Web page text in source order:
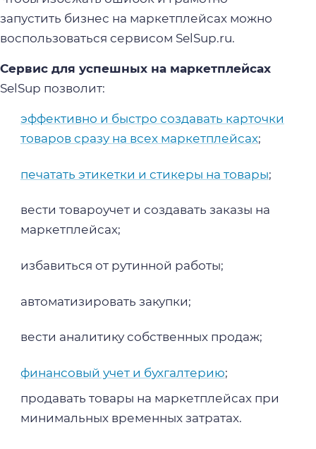
запустить бизнес на маркетплейсах можно
воспользоваться сервисом SelSup.ru.
Сервис для успешных на маркетплейсах
SelSup позволит:
эффективно и быстро создавать карточки
товаров сразу на всех маркетплейсах;
печатать этикетки и стикеры на товары;
вести товароучет и создавать заказы на
маркетплейсах;
избавиться от рутинной работы;
автоматизировать закупки;
вести аналитику собственных продаж;
финансовый учет и бухгалтерию;
продавать товары на маркетплейсах при
минимальных временных затратах.